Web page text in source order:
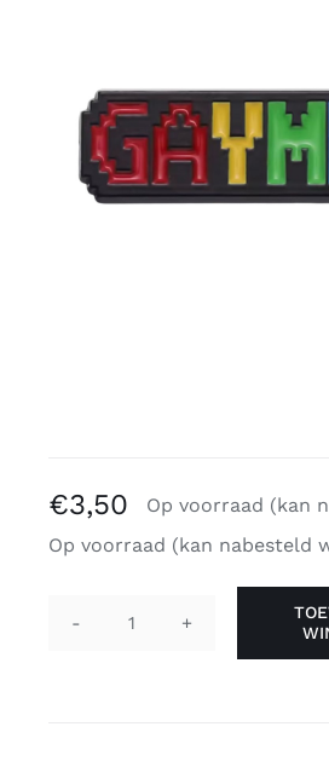
Reviews
€3,50
Op voorraad (kan
Op voorraad (kan nabesteld